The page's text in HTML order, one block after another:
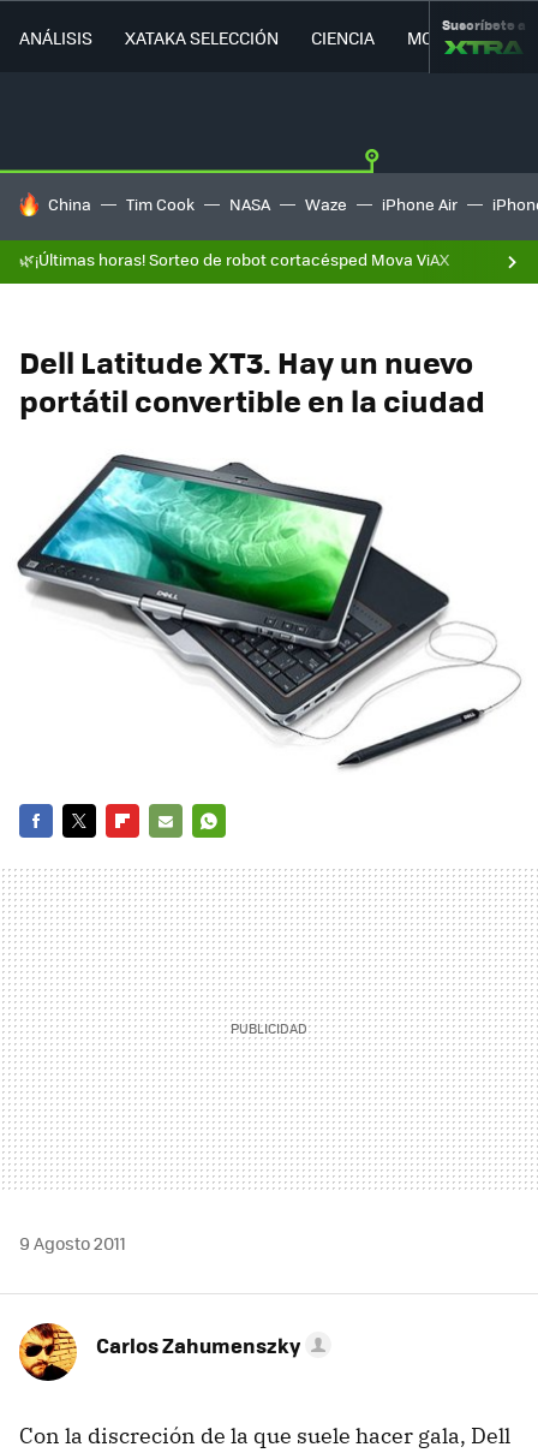
ANÁLISIS XATAKA SELECCIÓN CIENCIA MOVILIDAD
Suscríbete a
HOY SE HABLA DE
China Tim Cook NASA Waze iPhone Air
🌿¡Últimas horas! Sorteo de robot cortacésped Mova ViAX
Dell Latitude XT3. Hay un nuevo
portátil convertible en la ciudad
MAIL
9 Agosto 2011
Carlos Zahumenszky
Con la discreción de la que suele hacer gala, Dell